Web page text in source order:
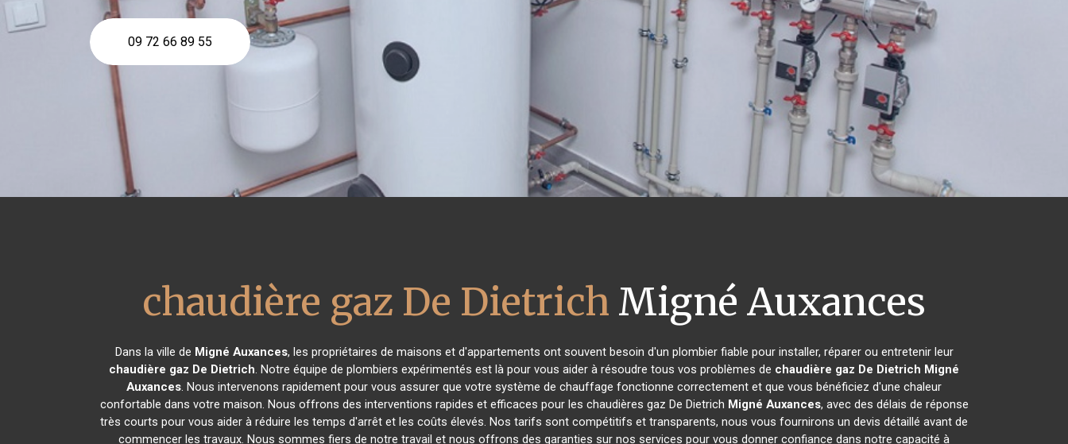
09 72 66 89 55
chaudière gaz De Dietrich Migné Auxances
Dans la ville de Migné Auxances, les propriétaires de maisons et d'appartements ont souvent besoin d'un plombier fiable pour installer, réparer ou entretenir leur
chaudière gaz De Dietrich. Notre équipe de plombiers expérimentés est là pour vous aider à résoudre tous vos problèmes de chaudière gaz De Dietrich Migné
Auxances. Nous intervenons rapidement pour vous assurer que votre système de chauffage fonctionne correctement et que vous bénéficiez d'une chaleur
confortable dans votre maison. Nous offrons des interventions rapides et efficaces pour les chaudières gaz De Dietrich Migné Auxances, avec des délais de réponse
très courts pour vous aider à réduire les temps d'arrêt et les coûts élevés. Nos tarifs sont compétitifs et transparents, nous vous fournirons un devis détaillé avant de
commencer les travaux. Nous sommes fiers de notre travail et nous offrons des garanties sur nos services pour vous donner confiance dans notre capacité à